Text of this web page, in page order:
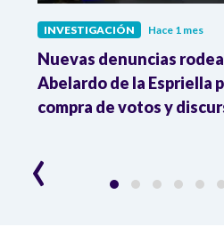
INVESTIGACIÓN Hace 1 mes
Nuevas denuncias
Abelardo de la Espriella
compra de votos y
‹